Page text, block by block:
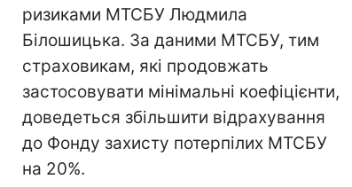
ризиками МТСБУ Людмила
Білошицька. За даними МТСБУ, тим
страховикам, які продовжать
застосовувати мінімальні коефіцієнти,
доведеться збільшити відрахування
до Фонду захисту потерпілих МТСБУ
на 20%.